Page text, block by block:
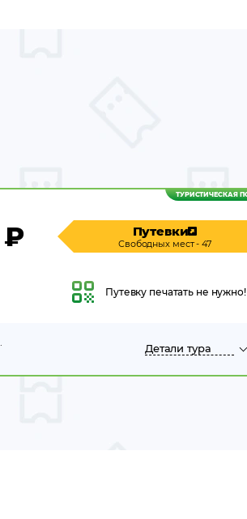
ТУРИСТИЧЕСКАЯ
₽ Путевки
Свободных мест - 47
Путевку печатать не нужно!
Деталитура